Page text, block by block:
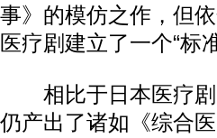
事》的模仿之作，但
医疗剧建立了一个“标准
相比于日本医疗剧
仍产出了诸如《综合